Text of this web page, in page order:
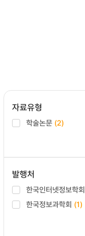
자료유형
학술논문 (2)
발행처
한국인터넷정보학회
한국정보과학회 (1)